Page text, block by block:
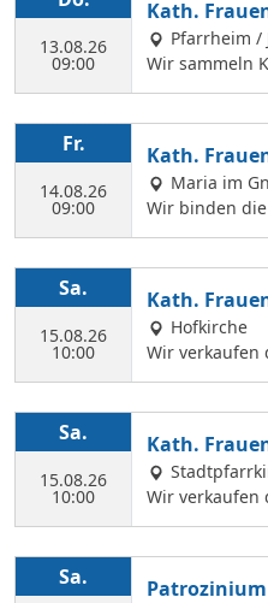
13.08.26
09:00
Kath.
Pfarrheim /
Wir sammeln
n, die wir am
Margit Ettig
Fr.
14.08.26
09:00
Kath.
inden
Maria im
Wir binden
m Kahlhof.
der Hl. Geist
en können.
Sa.
15.08.26
10:00
Kath.
erkauf
Hofkirche
Wir verkaufen
Sa.
15.08.26
10:00
Kath.
erkauf
Wir verkaufen
Sa.